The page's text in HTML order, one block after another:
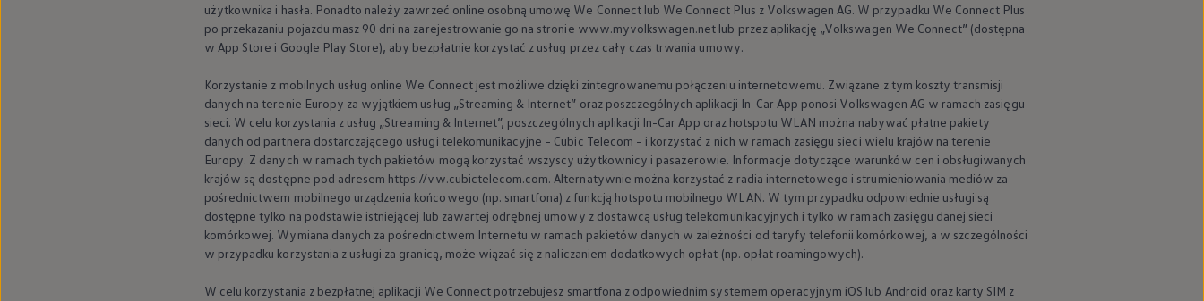
użytkownika i hasła. Ponadto należy zawrzeć online osobną umowę We Connect lub We Connect Plus z Volkswagen AG. W przypadku We Connect Plus
po przekazaniu pojazdu masz 90 dni na zarejestrowanie go na stronie www.myvolkswagen.net lub przez aplikację „Volkswagen We Connect” (dostępna
w App Store i Google Play Store), aby bezpłatnie korzystać z usług przez cały czas trwania umowy.
Korzystanie z mobilnych usług online We Connect jest możliwe dzięki zintegrowanemu połączeniu internetowemu. Związane z tym koszty transmisji
danych na terenie Europy za wyjątkiem usług „Streaming & Internet” oraz poszczególnych aplikacji In-Car App ponosi Volkswagen AG w ramach zasięgu
sieci. W celu korzystania z usług „Streaming & Internet”, poszczególnych aplikacji In-Car App oraz hotspotu WLAN można nabywać płatne pakiety
danych od partnera dostarczającego usługi telekomunikacyjne – Cubic Telecom – i korzystać z nich w ramach zasięgu sieci wielu krajów na terenie
Europy. Z danych w ramach tych pakietów mogą korzystać wszyscy użytkownicy i pasażerowie. Informacje dotyczące warunków cen i obsługiwanych
krajów są dostępne pod adresem https://vw.cubictelecom.com. Alternatywnie można korzystać z radia internetowego i strumieniowania mediów za
pośrednictwem mobilnego urządzenia końcowego (np. smartfona) z funkcją hotspotu mobilnego WLAN. W tym przypadku odpowiednie usługi są
dostępne tylko na podstawie istniejącej lub zawartej odrębnej umowy z dostawcą usług telekomunikacyjnych i tylko w ramach zasięgu danej sieci
komórkowej. Wymiana danych za pośrednictwem Internetu w ramach pakietów danych w zależności od taryfy telefonii komórkowej, a w szczególności
w przypadku korzystania z usługi za granicą, może wiązać się z naliczaniem dodatkowych opłat (np. opłat roamingowych).
W celu korzystania z bezpłatnej aplikacji We Connect potrzebujesz smartfona z odpowiednim systemem operacyjnym iOS lub Android oraz karty SIM z